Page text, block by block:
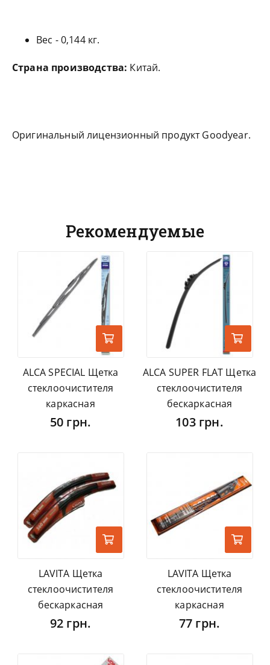
Вес - 0,144 кг.
Страна производства: Китай.
Оригинальный лицензионный продукт Goodyear.
Рекомендуемые
ALCA SPECIAL Щетка
стеклоочистителя
каркасная
50 грн.
ALCA SUPER FLAT Щетка
стеклоочистителя
бескаркасная
103 грн.
LAVITA Щетка
стеклоочистителя
бескаркасная
92 грн.
LAVITA Щетка
стеклоочистителя
каркасная
77 грн.